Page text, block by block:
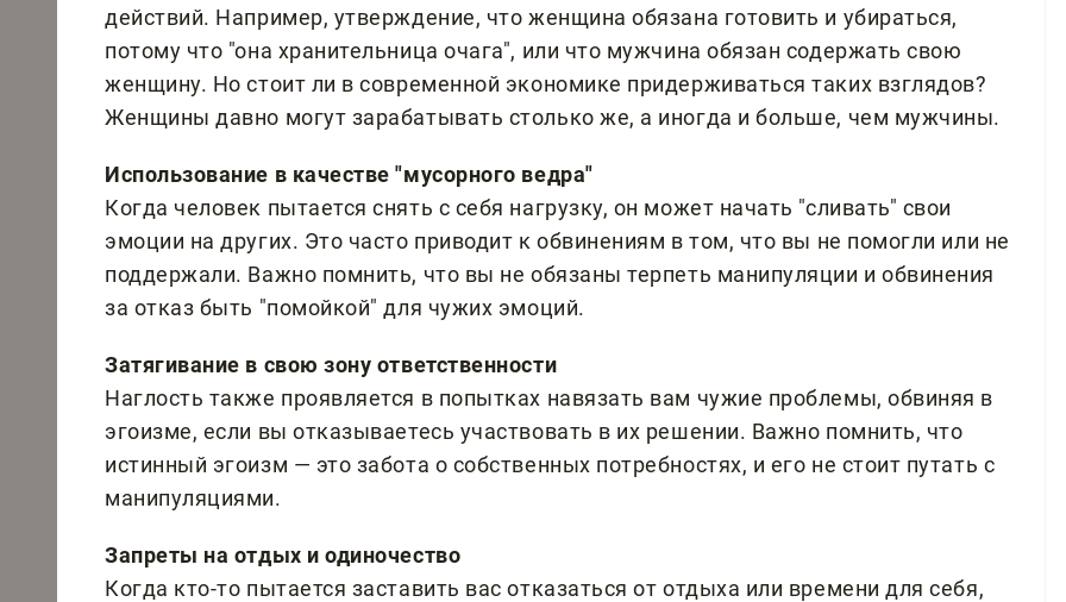
действий. Например, утверждение, что женщина обязана готовить и убираться,
потому что "она хранительница очага", или что мужчина обязан содержать свою
женщину. Но стоит ли в современной экономике придерживаться таких взглядов?
Женщины давно могут зарабатывать столько же, а иногда и больше, чем мужчины.
Использование в качестве "мусорного ведра"
Когда человек пытается снять с себя нагрузку, он может начать "сливать" свои
эмоции на других. Это часто приводит к обвинениям в том, что вы не помогли или не
поддержали. Важно помнить, что вы не обязаны терпеть манипуляции и обвинения
за отказ быть "помойкой" для чужих эмоций.
Затягивание в свою зону ответственности
Наглость также проявляется в попытках навязать вам чужие проблемы, обвиняя в
эгоизме, если вы отказываетесь участвовать в их решении. Важно помнить, что
истинный эгоизм — это забота о собственных потребностях, и его не стоит путать с
манипуляциями.
Запреты на отдых и одиночество
Когда кто-то пытается заставить вас отказаться от отдыха или времени для себя,